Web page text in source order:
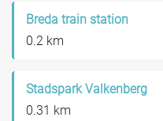
Breda train station
0.2 km
Stadspark Valkenberg
0.31 km